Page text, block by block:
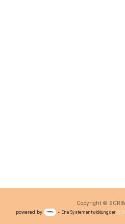
Copyright ©
powered by - Eine Systementwicklung der